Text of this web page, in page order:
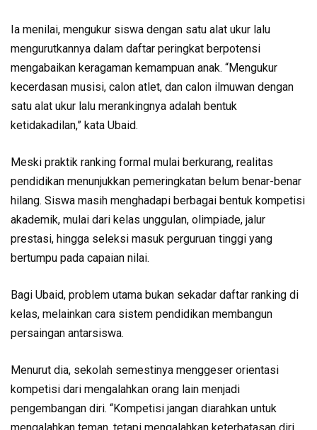
Ia menilai, mengukur siswa dengan satu alat ukur lalu
mengurutkannya dalam daftar peringkat berpotensi
mengabaikan keragaman kemampuan anak. “Mengukur
kecerdasan musisi, calon atlet, dan calon ilmuwan dengan
satu alat ukur lalu merankingnya adalah bentuk
ketidakadilan,” kata Ubaid.
Meski praktik ranking formal mulai berkurang, realitas
pendidikan menunjukkan pemeringkatan belum benar-benar
hilang. Siswa masih menghadapi berbagai bentuk kompetisi
akademik, mulai dari kelas unggulan, olimpiade, jalur
prestasi, hingga seleksi masuk perguruan tinggi yang
bertumpu pada capaian nilai.
Bagi Ubaid, problem utama bukan sekadar daftar ranking di
kelas, melainkan cara sistem pendidikan membangun
persaingan antarsiswa.
Menurut dia, sekolah semestinya menggeser orientasi
kompetisi dari mengalahkan orang lain menjadi
pengembangan diri. “Kompetisi jangan diarahkan untuk